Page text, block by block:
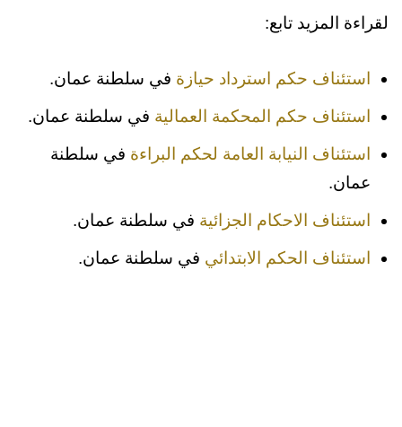
لقراءة المزيد تابع:
استئناف حكم استرداد حيازة في سلطنة عمان.
استئناف حكم المحكمة العمالية في سلطنة عمان.
استئناف النيابة العامة لحكم البراءة في سلطنة
عمان.
استئناف الاحكام الجزائية في سلطنة عمان.
استئناف الحكم الابتدائي في سلطنة عمان.